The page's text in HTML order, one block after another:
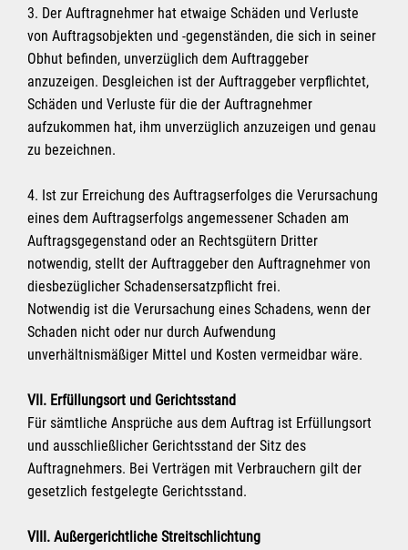
3. Der Auftragnehmer hat etwaige Schäden und Verluste
von Auftragsobjekten und -gegenständen, die sich in seiner
Obhut befinden, unverzüglich dem Auftraggeber
anzuzeigen. Desgleichen ist der Auftraggeber verpflichtet,
Schäden und Verluste für die der Auftragnehmer
aufzukommen hat, ihm unverzüglich anzuzeigen und genau
zu bezeichnen.
4. Ist zur Erreichung des Auftragserfolges die Verursachung
eines dem Auftragserfolgs angemessener Schaden am
Auftragsgegenstand oder an Rechtsgütern Dritter
notwendig, stellt der Auftraggeber den Auftragnehmer von
diesbezüglicher Schadensersatzpflicht frei.
Notwendig ist die Verursachung eines Schadens, wenn der
Schaden nicht oder nur durch Aufwendung
unverhältnismäßiger Mittel und Kosten vermeidbar wäre.
VII. Erfüllungsort und Gerichtsstand
Für sämtliche Ansprüche aus dem Auftrag ist Erfüllungsort
und ausschließlicher Gerichtsstand der Sitz des
Auftragnehmers. Bei Verträgen mit Verbrauchern gilt der
gesetzlich festgelegte Gerichtsstand.
VIII. Außergerichtliche Streitschlichtung